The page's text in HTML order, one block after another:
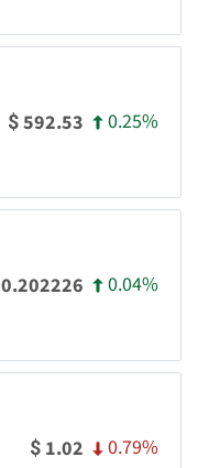
$592.53 0.25%
0.202226 0.04%
$ 1.02 0.79%